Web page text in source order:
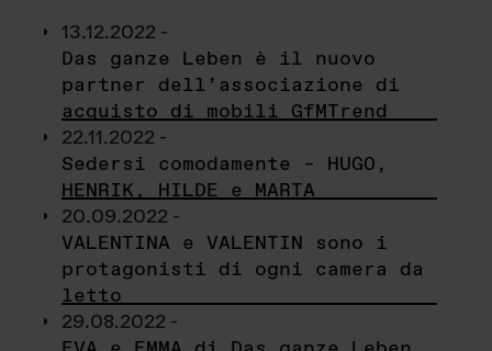
13.12.2022 -
Das ganze Leben è il nuovo
partner dell’associazione di
acquisto di mobili GfMTrend
22.11.2022 -
Sedersi comodamente – HUGO,
HENRIK, HILDE e MARTA
20.09.2022 -
VALENTINA e VALENTIN sono i
protagonisti di ogni camera da
letto
29.08.2022 -